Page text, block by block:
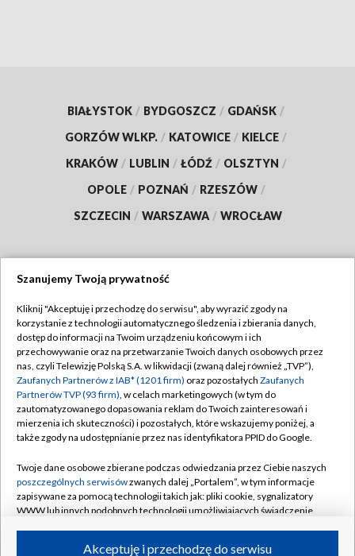
BIAŁYSTOK / BYDGOSZCZ / GDAŃSK /
GORZÓW WLKP. / KATOWICE / KIELCE /
KRAKÓW / LUBLIN / ŁÓDŹ / OLSZTYN /
OPOLE / POZNAŃ / RZESZÓW /
SZCZECIN / WARSZAWA / WROCŁAW
TVP
Abonament TVP
Emisja w TVP
Centrum informacji TVP
Naziemna Telewizja Cyfrowa
Rada Programowa
System NOS
Informacje o nadawcy
Regulamin TVP
Polityka prywatności
Moje zgody
Pomoc
Kontakt
Kanały
Szanujemy Twoją prywatność
Kliknij "Akceptuję i przechodzę do serwisu", aby wyrazić zgody na
korzystanie z technologii automatycznego śledzenia i zbierania danych,
dostęp do informacji na Twoim urządzeniu końcowym i ich
przechowywanie oraz na przetwarzanie Twoich danych osobowych przez
nas, czyli Telewizję Polską S.A. w likwidacji (zwaną dalej również „TVP”),
Zaufanych Partnerów z IAB* (1201 firm) oraz pozostałych Zaufanych
Partnerów TVP (93 firm), w celach marketingowych (w tym do
zautomatyzowanego dopasowania reklam do Twoich zainteresowań i
mierzenia ich skuteczności) i pozostałych, które wskazujemy poniżej, a
także zgody na udostępnianie przez nas identyfikatora PPID do Google.
Twoje dane osobowe zbierane podczas odwiedzania przez Ciebie naszych
poszczególnych serwisówzwanych dalej „Portalem”, w tym informacje
zapisywane za pomocą technologii takich jak: pliki cookie, sygnalizatory
WWW lub innych podobnych technologii umożliwiających świadczenie
ruchu w Internecie.Akceptuję i przechodzę do serwisu